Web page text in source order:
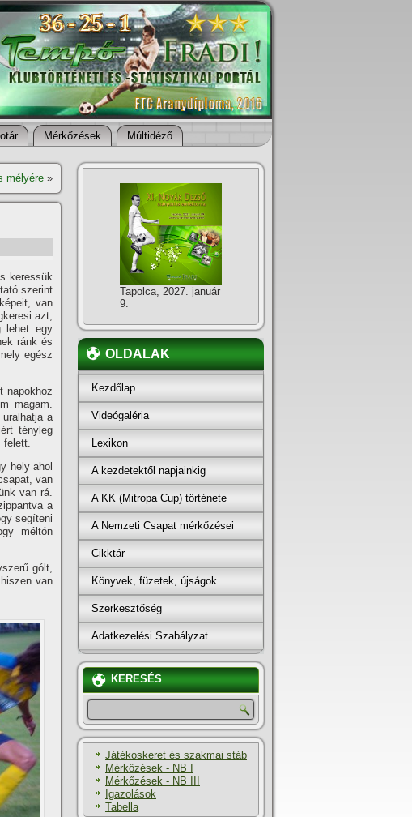
Mérkőzések Múltidéző
mélyére »
keressük
szerint
van
azt,
lehet egy
ránk és
egész
napokhoz
magam.
a
tényleg
felett.
hely ahol
van
van rá.
a
segí­teni
méltón
gólt,
van
Tapolca, 2027. január
9.
OLDALAK
Kezdőlap
Videógaléria
Lexikon
A kezdetektől napjainkig
A KK (Mitropa Cup) története
A Nemzeti Csapat mérkőzései
Cikktár
Könyvek, füzetek, újságok
Szerkesztőség
Adatkezelési Szabályzat
KERESÉS
Játékoskeret és szakmai stáb
Mérkőzések - NB I
Mérkőzések - NB III
Igazolások
Tabella